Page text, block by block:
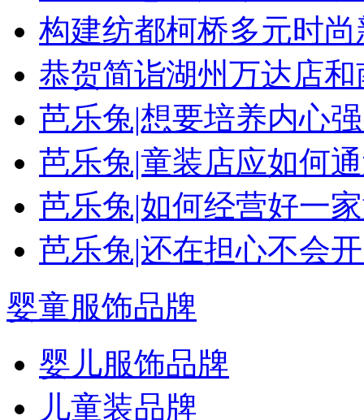
构建纺都柯桥多元时
恭贺简诣湖州万达店
芭乐兔|想要培养内心
芭乐兔|童装店应如何
芭乐兔|如何经营好一
芭乐兔|还在担心不会
婴童服饰品牌
婴儿服饰品牌
儿童装品牌